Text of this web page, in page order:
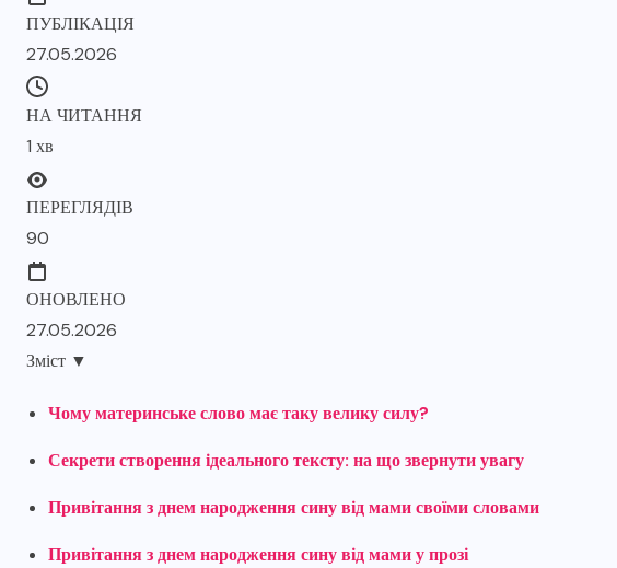
ПУБЛІКАЦІЯ
27.05.2026
НА ЧИТАННЯ
1 хв
ПЕРЕГЛЯДІВ
90
ОНОВЛЕНО
27.05.2026
Зміст ▼
Чому материнське слово має таку велику силу?
Секрети створення ідеального тексту: на що звернути увагу
Привітання з днем народження сину від мами своїми словами
Привітання з днем народження сину від мами у прозі